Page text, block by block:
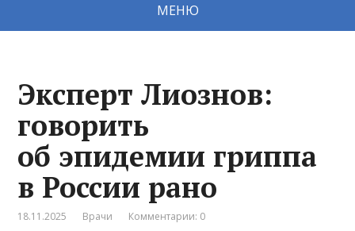
МЕНЮ
Эксперт Лиознов:
говорить
об эпидемии гриппа
в России рано
18.11.2025 Врачи Комментарии: 0